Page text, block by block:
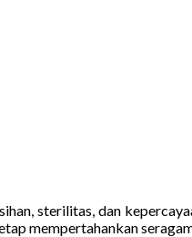
sterilitas, dan
mempertahankan